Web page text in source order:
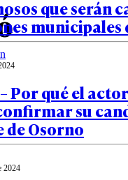
que serán
municipales
Por qué el
su
de Osorno
2024